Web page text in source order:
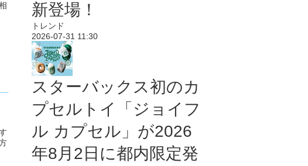
新登場！
トレンド
2026-07-31 11:30
スターバックス初のカ
プセルトイ「ジョイフ
ル カプセル」が2026
年8月2日に都内限定発